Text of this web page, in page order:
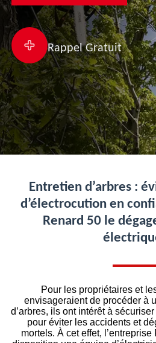
Rappel Gratuit
Entretien d’arbres :
d’électrocution en
Renard 50 le
Pour les propriétaires et
envisageraient de procéder à
d’arbres, ils ont intérêt à
pour éviter les accidents et
mortels. À cet effet,